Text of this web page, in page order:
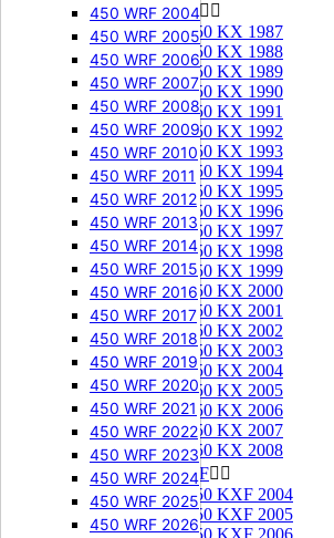
450 WRF 2004
450 WRF 2005
450 WRF 2006
450 WRF 2007
450 WRF 2008
450 WRF 2009
450 WRF 2010
450 WRF 2011
450 WRF 2012
450 WRF 2013
450 WRF 2014
450 WRF 2015
450 WRF 2016
450 WRF 2017
450 WRF 2018
450 WRF 2019
450 WRF 2020
450 WRF 2021
450 WRF 2022
450 WRF 2023
450 WRF 2024
450 WRF 2025
450 WRF 2026
250 KX 
250 KX 1987
250 KX 1988
250 KX 1989
250 KX 1990
250 KX 1991
250 KX 1992
250 KX 1993
250 KX 1994
250 KX 1995
250 KX 1996
250 KX 1997
250 KX 1998
250 KX 1999
250 KX 2000
250 KX 2001
250 KX 2002
250 KX 2003
250 KX 2004
250 KX 2005
250 KX 2006
250 KX 2007
250 KX 2008
250 KXF 
250 KXF 2004
250 KXF 2005
250 KXF 2006